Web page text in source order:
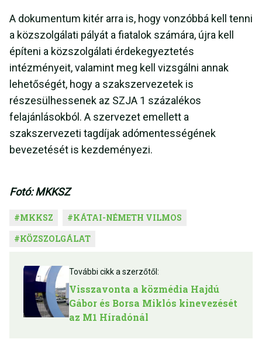
A dokumentum kitér arra is, hogy vonzóbbá kell tenni
a közszolgálati pályát a fiatalok számára, újra kell
építeni a közszolgálati érdekegyeztetés
intézményeit, valamint meg kell vizsgálni annak
lehetőségét, hogy a szakszervezetek is
részesülhessenek az SZJA 1 százalékos
felajánlásokból. A szervezet emellett a
szakszervezeti tagdíjak adómentességének
bevezetését is kezdeményezi.
Fotó: MKKSZ
#MKKSZ #KÁTAI-NÉMETH VILMOS
#KÖZSZOLGÁLAT
További cikk a szerzőtől:
Visszavonta a közmédia Hajdú
Gábor és Borsa Miklós kinevezését
az M1 Híradónál